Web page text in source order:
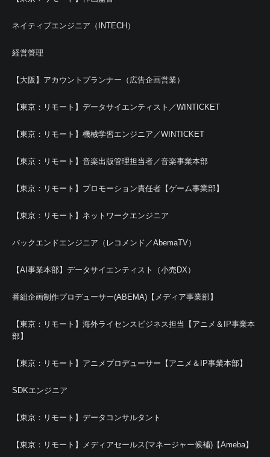
ネイティブエンジニア（INTECH）
経営管理
【大阪】アカウントプランナー（広告企画営業）
【東京：リモート】データサイエンティスト／WINTICKET
【東京：リモート】機械学習エンジニア／WINTICKET
【東京：リモート】音楽出版管理担当者／音楽事業本部
【東京：リモート】プロモーション責任者【ゲーム事業部】
【東京：リモート】ネットワークエンジニア
バックエンドエンジニア（レコメンド／AbemaTV）
【AI事業本部】データサイエンティスト（小売DX）
番組企画制作プロデューサー(ABEMA)【メディア事業部】
【東京：リモート】海外ライセンスビジネス担当【アニメ＆IP事業本
部】
【東京：リモート】アニメプロデューサー【アニメ＆IP事業本部】
SDKエンジニア
【東京：リモート】データコンサルタント
【東京：リモート】メディアセールス(マネージャー候補)【Ameba】